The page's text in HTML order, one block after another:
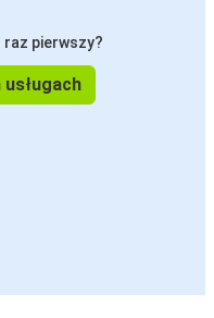
raz pierwszy?